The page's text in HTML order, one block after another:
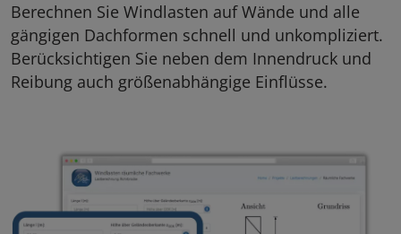
Berechnen Sie Windlasten auf Wände und alle
gängigen Dachformen schnell und unkompliziert.
Berücksichtigen Sie neben dem Innendruck und
Reibung auch größenabhängige Einflüsse.